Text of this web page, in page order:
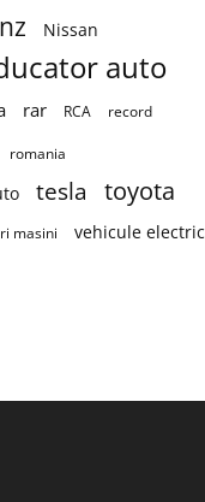
Nissan
auto
rar RCA record
romania
tesla toyota
masini vehicule